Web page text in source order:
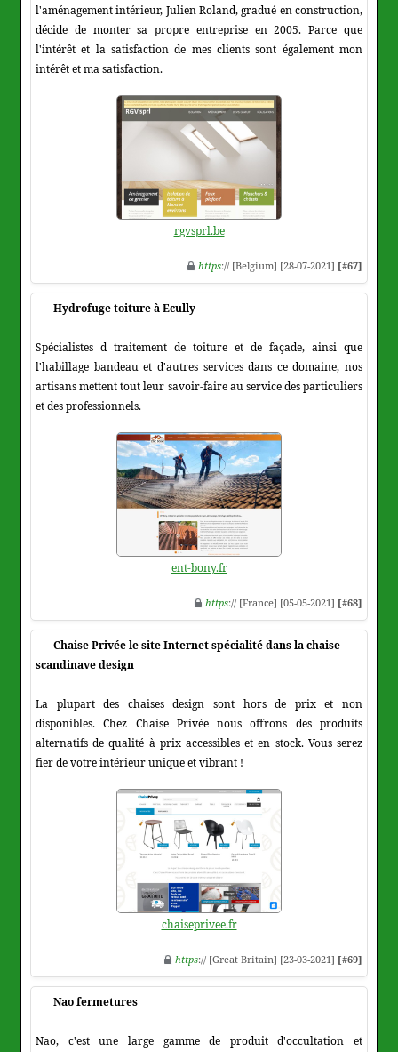
l'aménagement intérieur, Julien Roland, gradué en construction,
décide de monter sa propre entreprise en 2005. Parce que
l'intérêt et la satisfaction de mes clients sont également mon
intérêt et ma satisfaction.
rgvsprl.be
https:// [Belgium] [28-07-2021] [#67]
Hydrofuge toiture à Ecully
Spécialistes d traitement de toiture et de façade, ainsi que
l'habillage bandeau et d'autres services dans ce domaine, nos
artisans mettent tout leur savoir-faire au service des particuliers
et des professionnels.
ent-bony.fr
https:// [France] [05-05-2021] [#68]
Chaise Privée le site Internet spécialité dans la chaise
scandinave design
La plupart des chaises design sont hors de prix et non
disponibles. Chez Chaise Privée nous offrons des produits
alternatifs de qualité à prix accessibles et en stock. Vous serez
fier de votre intérieur unique et vibrant !
chaiseprivee.fr
https:// [Great Britain] [23-03-2021] [#69]
Nao fermetures
Nao, c'est une large gamme de produit d'occultation et